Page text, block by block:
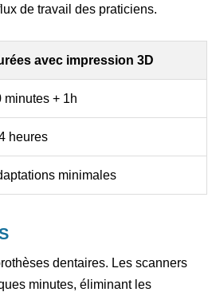
de travail des praticiens.
avec impression 3D
minutes + 1h
heures
minimales
dentaires. Les scanners
minutes, éliminant les